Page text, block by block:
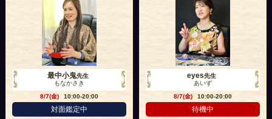
最中小鬼先生
もなかさき
8/7(金)
10:00-20:00
対面鑑定中
eyes先生
あいず
8/7(金)
10:00-20:00
待機中